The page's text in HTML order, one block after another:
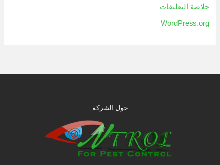
خلاصة التعليقات
WordPress.org
حول الشركة